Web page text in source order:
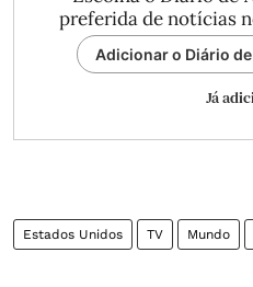
preferida de notícias
Adicionar o Diário
Já
Estados Unidos TV Mundo